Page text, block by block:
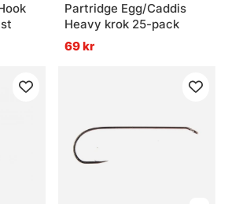
Partridge Egg/Caddis
Heavy krok 25-pack
69 kr